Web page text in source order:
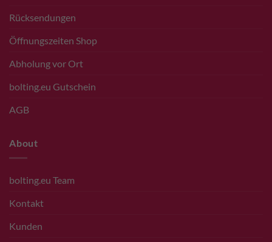
Rücksendungen
Öffnungszeiten Shop
Abholung vor Ort
bolting.eu Gutschein
AGB
About
bolting.eu Team
Kontakt
Kunden